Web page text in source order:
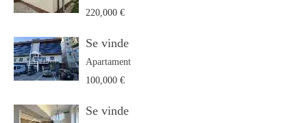
220,000 €
Se vinde
Apartament
100,000 €
Se vinde